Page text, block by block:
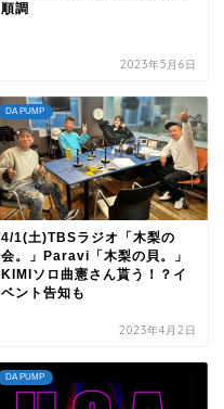
順調
2023年5月6日
DA PUMP
4/1(土)TBSラジオ「木梨の
会。」Paravi「木梨の貝。」
KIMIソロ曲憲さん貰う！？イ
ベント告知も
2023年4月2日
DA PUMP